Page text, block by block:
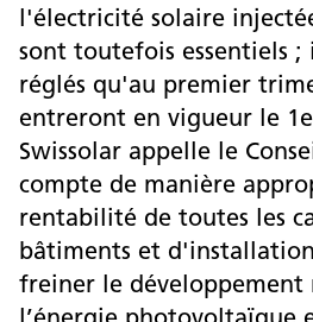
l'électricité solaire
sont toutefois essentiels ;
réglés qu'au premier
entreront en vigueur le
Swissolar appelle le
compte de manière
rentabilité de toutes les
bâtiments et
freiner le développement